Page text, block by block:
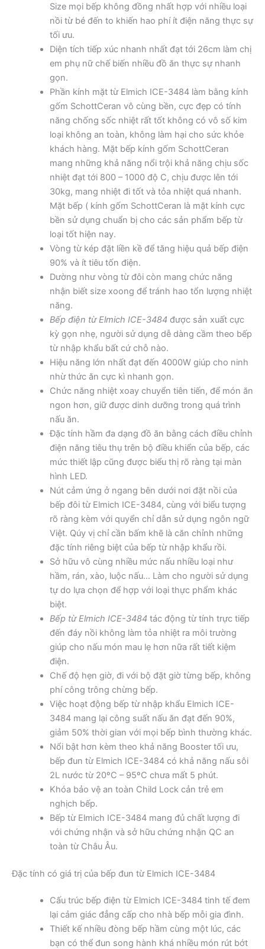
Size mọi bếp không đồng nhất hợp với nhiều loại
nồi từ bé đến to khiến hao phí ít điện năng thực sự
tối ưu.
Diện tích tiếp xúc nhanh nhất đạt tới 26cm làm chị
em phụ nữ chế biến nhiều đồ ăn thực sự nhanh
gọn.
Phần kính mặt từ Elmich ICE-3484 làm bằng kính
gốm SchottCeran vô cùng bền, cực đẹp có tính
năng chống sốc nhiệt rất tốt không có vô số kim
loại không an toàn, không làm hại cho sức khỏe
khách hàng. Mặt bếp kính gốm SchottCeran
mang những khả năng nổi trội khả năng chịu sốc
nhiệt đạt tới 800 – 1000 độ C, chịu được lên tới
30kg, mang nhiệt đi tốt và tỏa nhiệt quá nhanh.
Mặt bếp ( kính gốm SchottCeran là mặt kính cực
bền sử dụng chuẩn bị cho các sản phẩm bếp từ
loại tốt hiện nay.
Vòng từ kép đặt liền kề để tăng hiệu quả bếp điện
90% và ít tiêu tốn điện.
Dường như vòng từ đôi còn mang chức năng
nhận biết size xoong để tránh hao tổn lượng nhiệt
năng.
Bếp điện từ Elmich ICE-3484được sản xuất cực
kỳ gọn nhẹ, người sử dụng dễ dàng cầm theo bếp
từ nhập khẩu bất cứ chỗ nào.
Hiệu năng lớn nhất đạt đến 4000W giúp cho ninh
nhừ thức ăn cực kì nhanh gọn.
Chức năng nhiệt xoay chuyển tiên tiến, để món ăn
ngon hơn, giữ được dinh dưỡng trong quá trình
nấu ăn.
Đặc tính hầm đa dạng đồ ăn bằng cách điều chỉnh
điện năng tiêu thụ trên bộ điều khiển của bếp, các
mức thiết lập cũng được biểu thị rõ ràng tại màn
hình LED.
Nút cảm ứng ở ngang bên dưới nơi đặt nồi của
bếp đôi từ Elmich ICE-3484, cùng với biểu tượng
rõ ràng kèm với quyển chỉ dẫn sử dụng ngôn ngữ
Việt. Qúy vị chỉ cần bấm khẽ là căn chỉnh những
đặc tính riêng biệt của bếp từ nhập khẩu rồi.
Sở hữu vô cùng nhiều mức nấu nhiều loại như
hầm, rán, xào, luộc nấu… Làm cho người sử dụng
tự do lựa chọn để hợp với loại thực phẩm khác
biệt.
Bếp từ Elmich ICE-3484tác động từ tính trực tiếp
đến đáy nồi không làm tỏa nhiệt ra môi trường
giúp cho nấu món mau lẹ hơn nữa rất tiết kiệm
điện.
Chế độ hẹn giờ, đi với bộ đặt giờ từng bếp, không
phí công trông chừng bếp.
Việc hoạt động bếp từ nhập khẩu Elmich ICE-
3484 mang lại công suất nấu ăn đạt đến 90%,
giảm 50% thời gian với mọi bếp bình thường khác.
Nổi bật hơn kèm theo khả năng Booster tối ưu,
bếp đun từ Elmich ICE-3484 có khả năng nấu sôi
2L nước từ 20ºC – 95ºC chưa mất 5 phút.
Khóa bảo vệ an toàn Child Lock cản trẻ em
nghịch bếp.
Bếp từ Elmich ICE-3484 mang đủ chất lượng đi
với chứng nhận và sở hữu chứng nhận QC an
toàn từ Châu Âu.
Đặc tính có giá trị của bếp đun từ Elmich ICE-3484
Cấu trúc bếp điện từ Elmich ICE-3484 tinh tế đem
lại cảm giác đẳng cấp cho nhà bếp mỗi gia đình.
Thiết kế nhiều đòng bếp hầm cùng một lúc, các
bạn có thể đun song hành khá nhiều món rút bớt